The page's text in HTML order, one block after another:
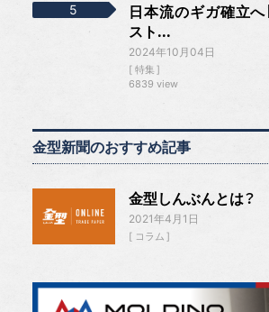
日本流のギガ確立へ
スト...
2024年10月04日
特集
6839 view
金型新聞のおすすめ記事
金型しんぶんとは？
2021年4月1日
コラム